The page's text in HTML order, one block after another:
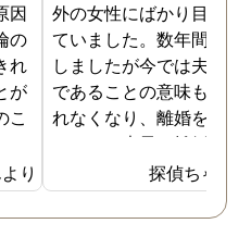
因
の
れ
が
こ
、
弱
ド
り
外の女性にばかり目を向
ていました。数年間は我
しましたが今では夫と夫
であることの意味も感じ
れなくなり、離婚を決意
ました。素早く離婚を成
させるためには夫の不倫
証拠を手に入れることが
っ取り早く、探偵に調査
探偵ちゃん